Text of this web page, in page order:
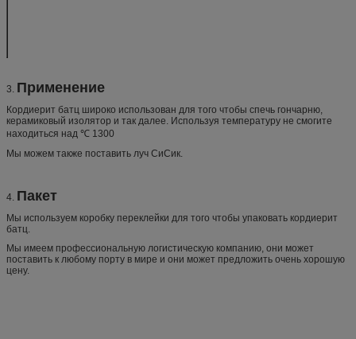
3. Применение
Кордиерит батц широко использован для того чтобы спечь гончарню,
керамиковый изолятор и так далее. Используя температуру не смогите
находиться над ℃ 1300
Мы можем также поставить луч СиСик.
4. Пакет
Мы используем коробку переклейки для того чтобы упаковать кордиерит
батц.
Мы имеем профессиональную логистическую компанию, они может
поставить к любому порту в мире и они может предложить очень хорошую
цену.